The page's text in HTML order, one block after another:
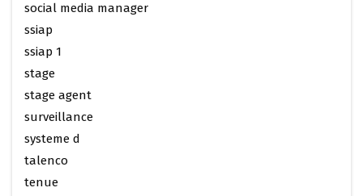
social media manager
ssiap
ssiap 1
stage
stage agent
surveillance
systeme d
talenco
tenue